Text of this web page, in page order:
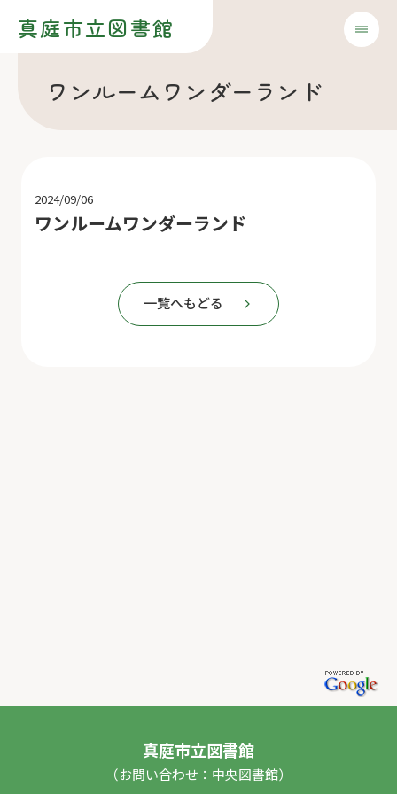
真庭市立図書館
ワンルームワンダーランド
2024/09/06
ワンルームワンダーランド
一覧へもどる
真庭市立図書館
（お問い合わせ：中央図書館）